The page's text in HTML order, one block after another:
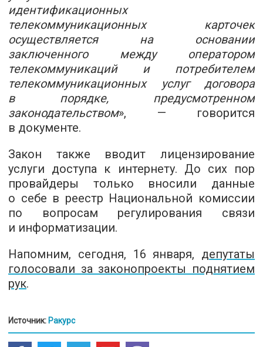
идентификационных
телекоммуникационных карточек
осуществляется на основании
заключенного между оператором
телекоммуникаций и потребителем
телекоммуникационных услуг договора
в порядке, предусмотренном
законодательством», — говорится
в документе.
Закон также вводит лицензирование
услуги доступа к интернету. До сих пор
провайдеры только вносили данные
о себе в реестр Национальной комиссии
по вопросам регулирования связи
и информатизации.
Напомним, сегодня, 16 января, депутаты
голосовали за законопроекты поднятием
рук.
Источник: Ракурс